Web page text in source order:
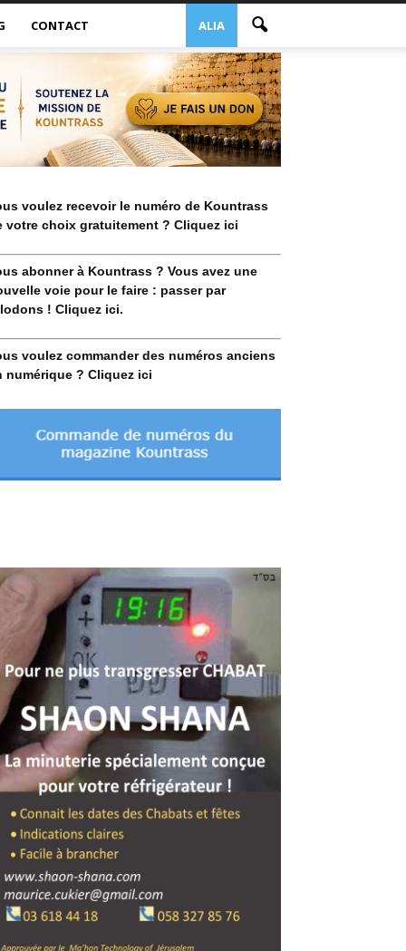
ALIA
CONTACT
voulez recevoir le numéro de Kountrass
votre choix gratuitement ? Cliquez ici
abonner à Kountrass ? Vous avez une
voie pour le faire : passer par
! Cliquez ici.
voulez commander des numéros anciens
numérique ? Cliquez ici